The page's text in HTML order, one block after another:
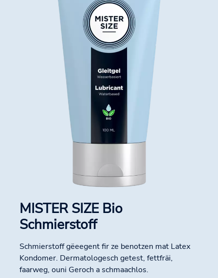
MISTER SIZE Bio
Schmierstoff
Schmierstoff gëeegent fir ze benotzen mat Latex
Kondomer. Dermatologesch getest, fettfräi,
faarweg, ouni Geroch a schmaachlos.